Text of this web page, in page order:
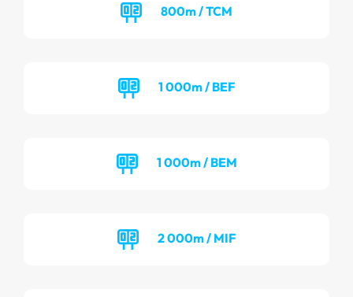
800m / TCM
1 000m / BEF
1 000m / BEM
2 000m / MIF